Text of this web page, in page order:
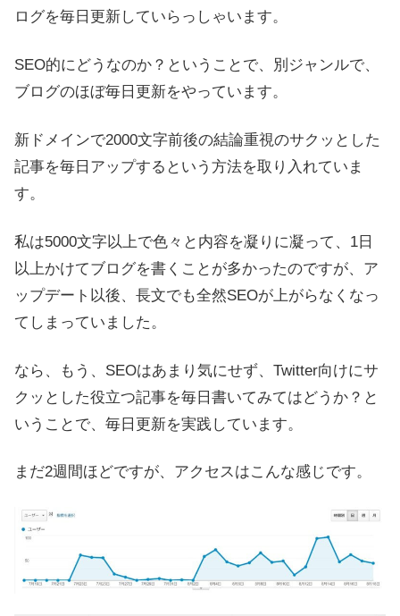
ログを毎日更新していらっしゃいます。
SEO的にどうなのか？ということで、別ジャンルで、
ブログのほぼ毎日更新をやっています。
新ドメインで2000文字前後の結論重視のサクッとした
記事を毎日アップするという方法を取り入れていま
す。
私は5000文字以上で色々と内容を凝りに凝って、1日
以上かけてブログを書くことが多かったのですが、ア
ップデート以後、長文でも全然SEOが上がらなくなっ
てしまっていました。
なら、もう、SEOはあまり気にせず、Twitter向けにサ
クッとした役立つ記事を毎日書いてみてはどうか？と
いうことで、毎日更新を実践しています。
まだ2週間ほどですが、アクセスはこんな感じです。